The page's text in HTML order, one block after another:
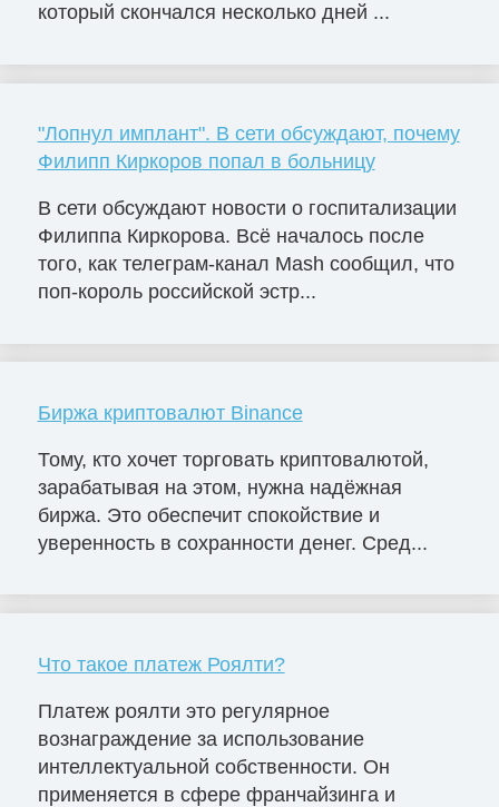
который скончался несколько дней ...
"Лопнул имплант". В сети обсуждают, почему
Филипп Киркоров попал в больницу
В сети обсуждают новости о госпитализации
Филиппа Киркорова. Всё началось после
того, как телеграм-канал Mash сообщил, что
поп-король российской эстр...
Биржа криптовалют Binance
Тому, кто хочет торговать криптовалютой,
зарабатывая на этом, нужна надёжная
биржа. Это обеспечит спокойствие и
уверенность в сохранности денег. Сред...
Что такое платеж Роялти?
Платеж роялти это регулярное
вознаграждение за использование
интеллектуальной собственности. Он
применяется в сфере франчайзинга и